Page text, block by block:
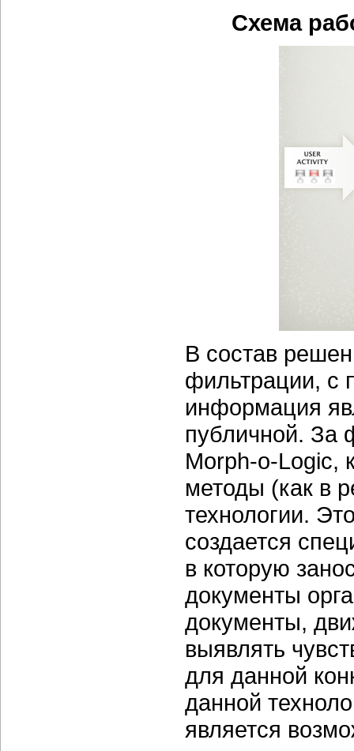
Схема
В состав
фильтрации, с
информация
публичной. За
Morph-o-Logic,
методы (как в
технологии.
создается
в которую
документы
документы,
выявлять
для данной
данной
является